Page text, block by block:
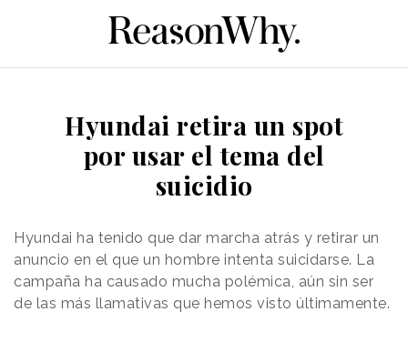
Hyundai retira un spot
por usar el tema del
suicidio
Hyundai ha tenido que dar marcha atrás y retirar un
anuncio en el que un hombre intenta suicidarse. La
campaña ha causado mucha polémica, aún sin ser
de las más llamativas que hemos visto últimamente.